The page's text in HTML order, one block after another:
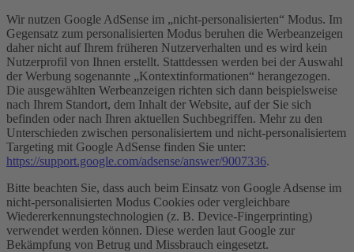
Wir nutzen Google AdSense im „nicht-personalisierten“ Modus. Im
Gegensatz zum personalisierten Modus beruhen die Werbeanzeigen
daher nicht auf Ihrem früheren Nutzerverhalten und es wird kein
Nutzerprofil von Ihnen erstellt. Stattdessen werden bei der Auswahl
der Werbung sogenannte „Kontextinformationen“ herangezogen.
Die ausgewählten Werbeanzeigen richten sich dann beispielsweise
nach Ihrem Standort, dem Inhalt der Website, auf der Sie sich
befinden oder nach Ihren aktuellen Suchbegriffen. Mehr zu den
Unterschieden zwischen personalisiertem und nicht-personalisiertem
Targeting mit Google AdSense finden Sie unter:
https://support.google.com/adsense/answer/9007336.
Bitte beachten Sie, dass auch beim Einsatz von Google Adsense im
nicht-personalisierten Modus Cookies oder vergleichbare
Wiedererkennungstechnologien (z. B. Device-Fingerprinting)
verwendet werden können. Diese werden laut Google zur
Bekämpfung von Betrug und Missbrauch eingesetzt.